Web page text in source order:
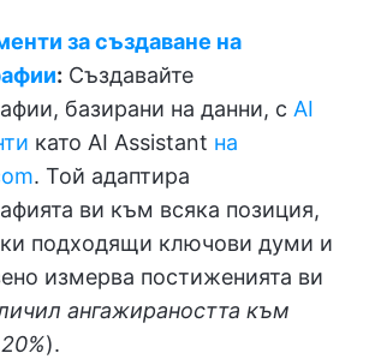
за създаване на
: Създавайте
базирани на данни, с AI
като AI Assistant на
. Той адаптира
ви към всяка позиция,
подходящи ключови думи и
измерва постиженията ви
ангажираността към
).